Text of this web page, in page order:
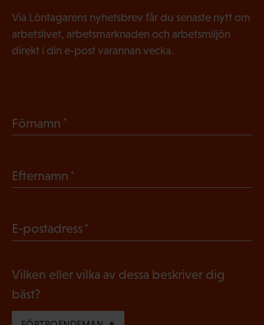
Via Löntagarens nyhetsbrev får du senaste nytt om
arbetslivet, arbetsmarknaden och arbetsmiljön
direkt i din e-post varannan vecka.
Förnamn
a
o
Efternamn
l
g
t
E-postadress
O
Vilken eller vilka av dessa beskriver dig
bäst?